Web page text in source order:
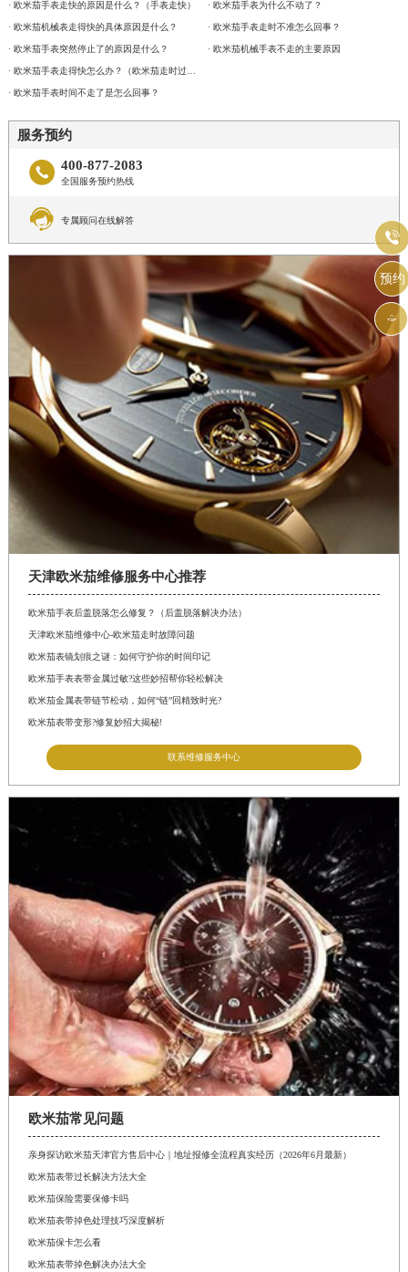
· 欧米茄手表走快的原因是什么？（手表走快）
· 欧米茄机械表走得快的具体原因是什么？
· 欧米茄手表突然停止了的原因是什么？
· 欧米茄手表走得快怎么办？（欧米茄走时过快解决方法）
· 欧米茄手表时间不走了是怎么回事？
· 欧米茄手表为什么不动了？
· 欧米茄手表走时不准怎么回事？
· 欧米茄机械手表不走的主要原因
服务预约
 400-877-2083
全国服务预约热线
 专属顾问在线解答
天津欧米茄维修服务中心推荐
欧米茄手表后盖脱落怎么修复？（后盖脱落解决办法）
天津欧米茄维修中心-欧米茄走时故障问题
欧米茄表镜划痕之谜：如何守护你的时间印记
欧米茄手表表带金属过敏?这些妙招帮你轻松解决
欧米茄金属表带链节松动，如何“链”回精致时光?
欧米茄表带变形?修复妙招大揭秘!
联系维修服务中心
欧米茄常见问题
亲身探访欧米茄天津官方售后中心｜地址报修全流程真实经历（2026年6月最新）
欧米茄表带过长解决方法大全
欧米茄保险需要保修卡吗
欧米茄表带掉色处理技巧深度解析
欧米茄保卡怎么看
欧米茄表带掉色解决办法大全

预约
